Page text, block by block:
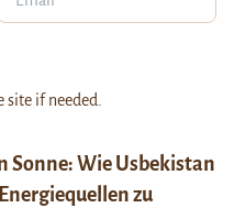
Sonne: Wie Usbekistan
zu
site if needed.